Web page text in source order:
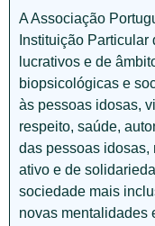
A Associação
Instituição
lucrativos e de
biopsicológicas e
às pessoas idosas,
respeito, saúde,
das pessoas idosas,
ativo e de
sociedade mais
novas mentalidades